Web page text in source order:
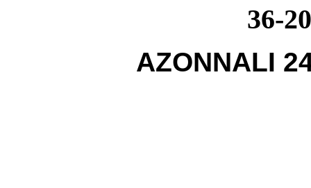
36-
AZONNALI